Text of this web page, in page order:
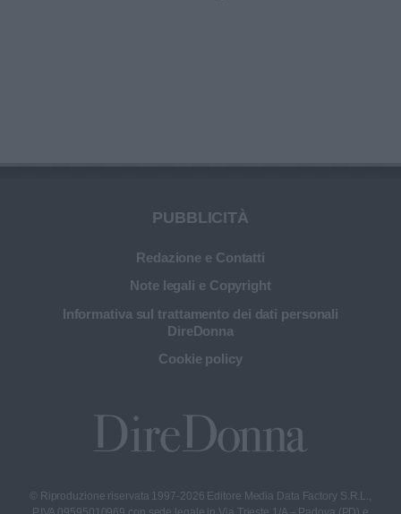
PUBBLICITÀ
Redazione e Contatti
Note legali e Copyright
Informativa sul trattamento dei dati personali
DireDonna
Cookie policy
© Riproduzione riservata 1997-2026 Editore Media Data Factory S.R.L.,